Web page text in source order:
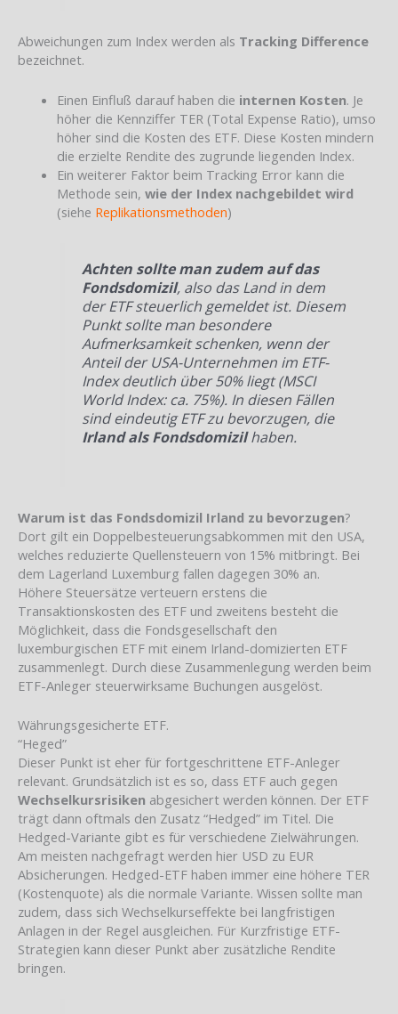
Abweichungen zum Index werden als Tracking Difference
bezeichnet.
Einen Einfluß darauf haben die internen Kosten. Je
höher die Kennziffer TER (Total Expense Ratio), umso
höher sind die Kosten des ETF. Diese Kosten mindern
die erzielte Rendite des zugrunde liegenden Index.
Ein weiterer Faktor beim Tracking Error kann die
Methode sein, wie der Index nachgebildet wird
(siehe Replikationsmethoden)
Achten sollte man zudem auf das
Fondsdomizil, also das Land in dem
der ETF steuerlich gemeldet ist. Diesem
Punkt sollte man besondere
Aufmerksamkeit schenken, wenn der
Anteil der USA-Unternehmen im ETF-
Index deutlich über 50% liegt (MSCI
World Index: ca. 75%). In diesen Fällen
sind eindeutig ETF zu bevorzugen, die
Irland als Fondsdomizilhaben.
Warum ist das Fondsdomizil Irland zu bevorzugen?
Dort gilt ein Doppelbesteuerungsabkommen mit den USA,
welches reduzierte Quellensteuern von 15% mitbringt. Bei
dem Lagerland Luxemburg fallen dagegen 30% an.
Höhere Steuersätze verteuern erstens die
Transaktionskosten des ETF und zweitens besteht die
Möglichkeit, dass die Fondsgesellschaft den
luxemburgischen ETF mit einem Irland-domizierten ETF
zusammenlegt. Durch diese Zusammenlegung werden beim
ETF-Anleger steuerwirksame Buchungen ausgelöst.
Währungsgesicherte ETF.
“Heged”
Dieser Punkt ist eher für fortgeschrittene ETF-Anleger
relevant. Grundsätzlich ist es so, dass ETF auch gegen
Wechselkursrisiken abgesichert werden können. Der ETF
trägt dann oftmals den Zusatz “Hedged” im Titel. Die
Hedged-Variante gibt es für verschiedene Zielwährungen.
Am meisten nachgefragt werden hier USD zu EUR
Absicherungen. Hedged-ETF haben immer eine höhere TER
(Kostenquote) als die normale Variante. Wissen sollte man
zudem, dass sich Wechselkurseffekte bei langfristigen
Anlagen in der Regel ausgleichen. Für Kurzfristige ETF-
Strategien kann dieser Punkt aber zusätzliche Rendite
bringen.